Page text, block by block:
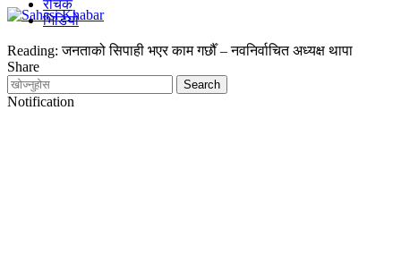
रोचक
भिडियो
Reading: जनताको सिपाही भएर काम गर्छौँ – नवनिर्वाचित अध्यक्ष थापा
Share
Notification